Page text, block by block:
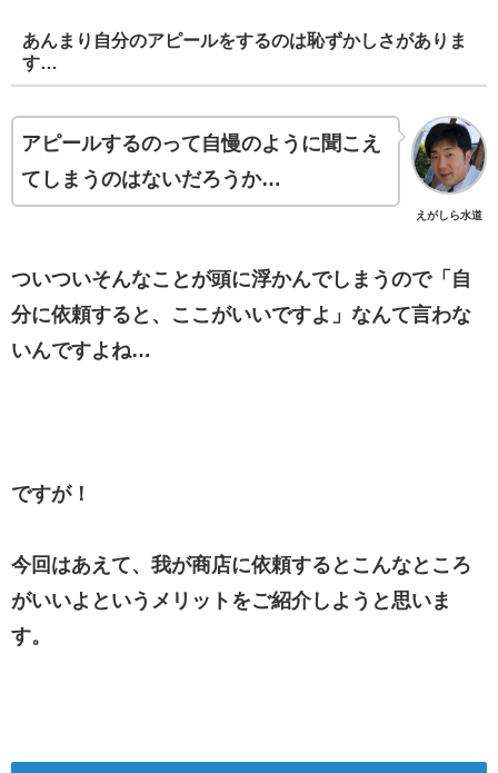
あんまり自分のアピールをするのは恥ずかしさがありま
す…
えがしら水道
アピールするのって自慢のように聞こえ
てしまうのはないだろうか…
ついついそんなことが頭に浮かんでしまうので「自
分に依頼すると、ここがいいですよ」なんて言わな
いんですよね…
ですが！
今回はあえて、我が商店に依頼するとこんなところ
がいいよというメリットをご紹介しようと思いま
す。